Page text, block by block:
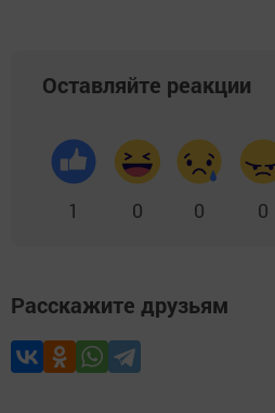
Оставляйте реакции
1 0 0 0
Расскажите друзьям